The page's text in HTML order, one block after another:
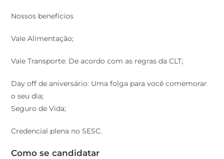
Nossos benefícios
Vale Alimentação;
Vale Transporte: De acordo com as regras da CLT;
Day off de aniversário: Uma folga para você comemorar
o seu dia;
Seguro de Vida;
Credencial plena no SESC.
Como se candidatar